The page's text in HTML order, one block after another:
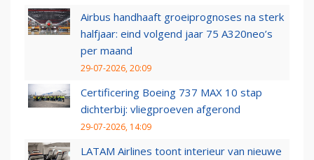
Airbus handhaaft groeiprognoses na sterk
halfjaar: eind volgend jaar 75 A320neo’s
per maand
29-07-2026, 20:09
Certificering Boeing 737 MAX 10 stap
dichterbij: vliegproeven afgerond
29-07-2026, 14:09
LATAM Airlines toont interieur van nieuwe